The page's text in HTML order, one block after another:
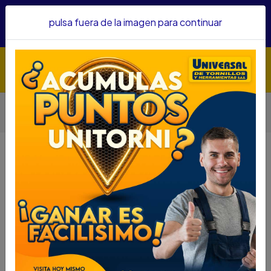
confianza&nbsp;Recibe un KIT PARRILLERO por compras
Herramientas
Accesorios Para Herramientas
DISCO SIERRA CIRCULAR UYUSTOOLS 4 1/2 X 24 DIENTES
DMA116
DISCO SIERRA CIRCULAR
UYUSTOOLS 4 1/2 X 24 DIENTES
DESCRIPCIÓN
DISCO SIERRA CIRCULAR UYUSTOOLS 4 1/2 X 24
DIENTES DMA116
SKU : 57261005
pulsa fuera de la imagen para continuar